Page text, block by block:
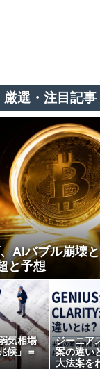
厳選・注目記事
AIバブル崩壊
と予想
気相場
候」＝
ジーニア
案の違い
大法案を